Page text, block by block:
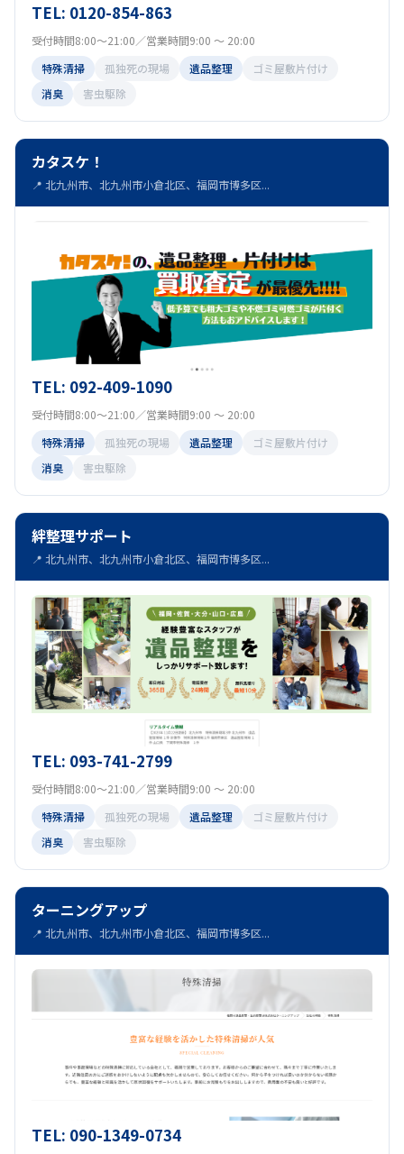
TEL: 0120-854-863
受付時間8:00～21:00／営業時間9:00 ～ 20:00
特殊清掃
孤独死の現場 遺品整理
ゴミ屋敷片付け
消臭
害虫駆除
カタスケ！
📍 北九州市、北九州市小倉北区、福岡市博多区...
TEL: 092-409-1090
受付時間8:00～21:00／営業時間9:00 ～ 20:00
特殊清掃
孤独死の現場 遺品整理
ゴミ屋敷片付け
消臭
害虫駆除
絆整理サポート
📍 北九州市、北九州市小倉北区、福岡市博多区...
TEL: 093-741-2799
受付時間8:00～21:00／営業時間9:00 ～ 20:00
特殊清掃
孤独死の現場 遺品整理
ゴミ屋敷片付け
消臭
害虫駆除
ターニングアップ
📍 北九州市、北九州市小倉北区、福岡市博多区...
TEL: 090-1349-0734